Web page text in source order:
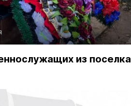
из поселка